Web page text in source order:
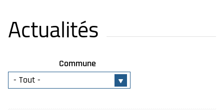
Actualités
Commune